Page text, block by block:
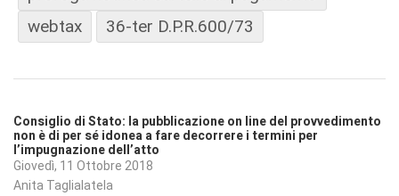
webtax
36-ter D.P.R.600/73
Consiglio di Stato: la pubblicazione on line del provvedimento
non è di per sé idonea a fare decorrere i termini per
l’impugnazione dell’atto
Giovedì, 11 Ottobre 2018
Anita Taglialatela